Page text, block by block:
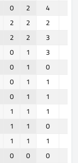
0 2 4
2 2 2
2 2 3
0 1 3
0 1 0
0 1 1
0 1 1
1 1 1
1 1 0
1 1 1
0 0 0